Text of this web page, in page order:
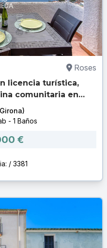
Roses
licencia turística,
comunitaria en
Petites
- 1 Baños
€
/ 3381